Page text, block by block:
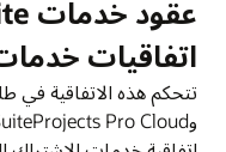
اتفاقيات